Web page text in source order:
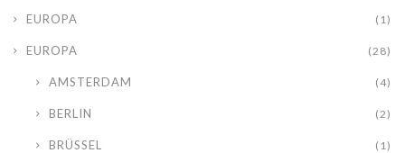
EUROPA (1)
EUROPA (28)
AMSTERDAM (4)
BERLIN (2)
BRÜSSEL (1)